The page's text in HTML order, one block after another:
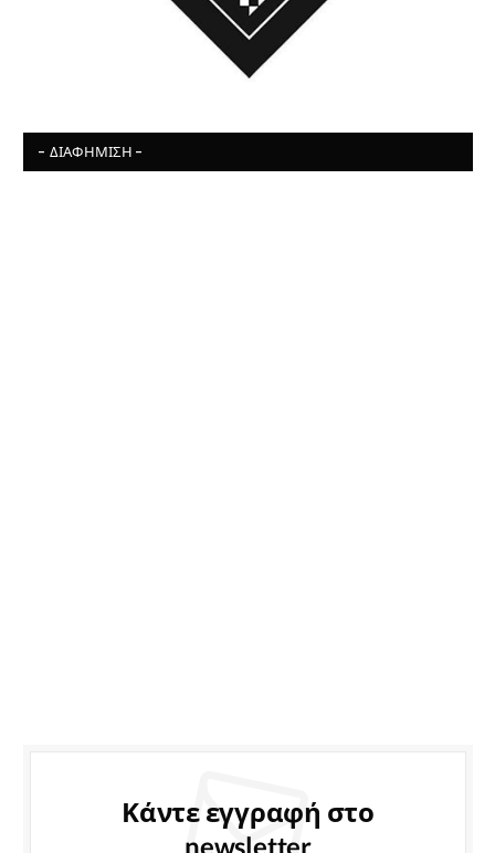
- ΔΙΑΦΉΜΙΣΗ -
Κάντε εγγραφή στο
newsletter